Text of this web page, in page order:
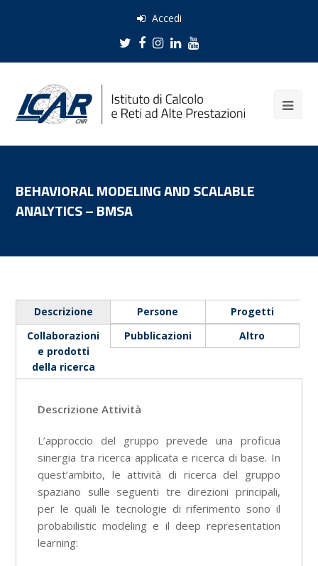
Accedi
Twitter
Facebook
Instagram
LinkedIn
Youtube
BEHAVIORAL MODELING AND SCALABLE
ANALYTICS – BMSA
Descrizione Persone
Progetti
Collaborazioni
e prodotti
della ricerca
Pubblicazioni Altro
Descrizione Attività
L’approccio del gruppo prevede una proficua
sinergia tra ricerca applicata e ricerca di base. In
quest’ambito, le attività di ricerca del gruppo
spaziano sulle seguenti tre direzioni principali,
per le quali le tecnologie di riferimento sono il
probabilistic modeling e il deep representation
learning: